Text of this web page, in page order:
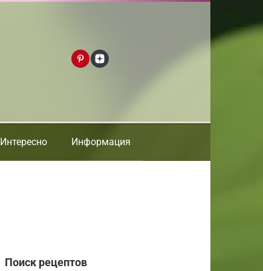
Интересно Информация
Поиск рецептов